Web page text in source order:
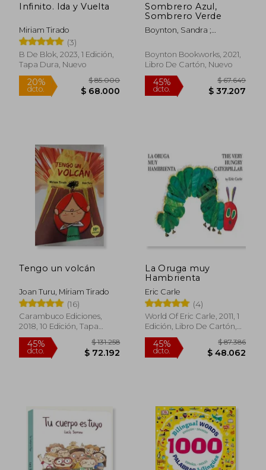
Infinito. Ida y Vuelta
Miriam Tirado
(3)
B De Blok, 2023, 1 Edición,
Tapa Dura, Nuevo
20%
Rápido
Sombrero Azul,
Sombrero Verde
Boynton, Sandra ;
Boynton Bookworks, 2021,
Libro De Cartón, Nuevo
45%
dcto.
Tengo un volcán
Joan Turu, Míriam Tirado
(16)
Carambuco Ediciones,
2018, 10 Edición, Tapa
Dura, Nuevo
La Oruga muy
Hambrienta
Eric Carle
(4)
World Of Eric Carle, 2011, 1
Edición, Libro De Cartón,
Nuevo